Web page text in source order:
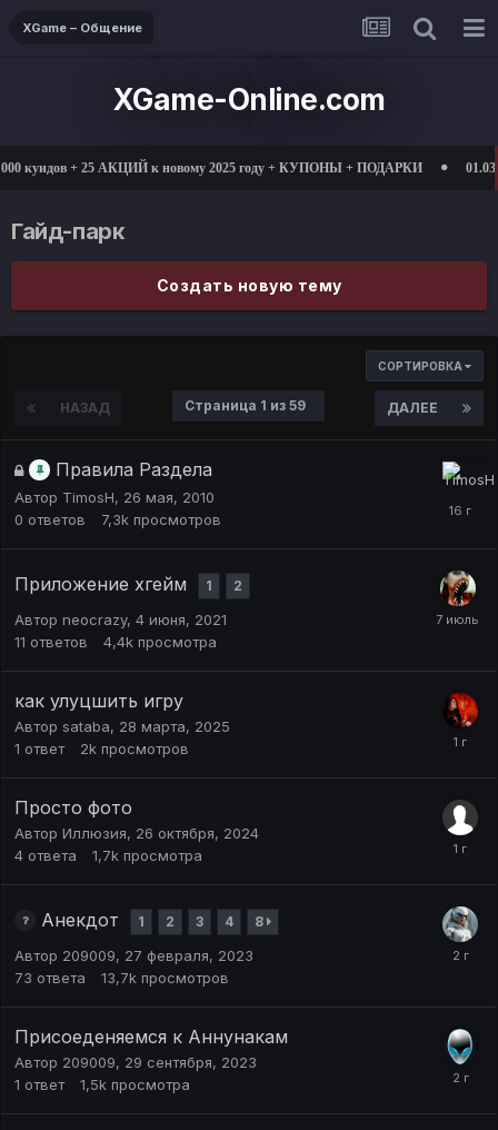
XGame – Общение
XGame-Online.com
куидов + 25 АКЦИЙ к новому 2025 году + КУПОНЫ + ПОДАРКИ
Гайд-парк
Создать новую тему
СОРТИРОВКА
НАЗАД ДАЛЕЕ
Страница 1 из 59
Правила Раздела
Автор TimosH, 26 мая, 2010
0 ответов 7,3k просмотров
Приложение хгейм 1 2
Автор neocrazy, 4 июня, 2021
11 ответов 4,4k просмотра
как улуцшить игру
Автор sataba, 28 марта, 2025
1 ответ 2k просмотров
Просто фото
Автор Иллюзия, 26 октября, 2024
4 ответа 1,7k просмотра
Анекдот 1 2 3 4 8
Автор 209009, 27 февраля, 2023
73 ответа 13,7k просмотров
Присоеденяемся к Аннунакам
Автор 209009, 29 сентября, 2023
1 ответ 1,5k просмотра